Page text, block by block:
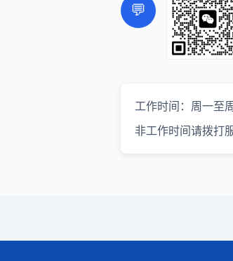
💬
工作时间：周一至
非工作时间请拨打